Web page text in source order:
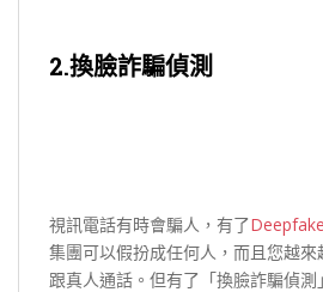
2.換臉詐騙偵測
視訊電話有時會騙人，有了
集團可以假扮成任何人，而且您越
跟真人通話。但有了「換臉詐騙偵